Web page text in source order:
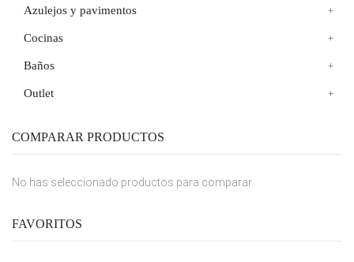
Azulejos y pavimentos
Cocinas
Baños
Outlet
COMPARAR PRODUCTOS
No has seleccionado productos para comparar.
FAVORITOS